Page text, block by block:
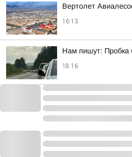
Вертолет
16:13
Нам пишут: Пробка
18:16